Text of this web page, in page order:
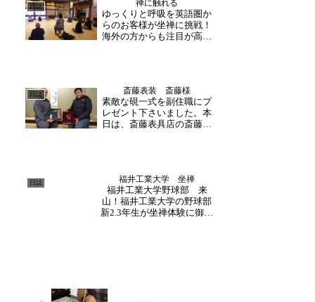
だきました！大安禅寺仕様
だそうです。ありがとうご
ざいます。当館が収蔵す...
日誌 禅に触れる
ゆっくりと呼吸を英語圏か
らのお客様が坐禅に挑戦！
海外の方からも注目が高い
なりました。「坐禅で大切
なのはゆっくりと呼吸をす
ること。心地よい呼吸を意
識し...
日誌 斎藤表装 斎藤様
素敵な硯一式を副住職にプ
レゼント下さいました。本
日は、斎藤表具店の斎藤様
齊藤様は、先代実道和尚様
の代より、お世話になって
いる表装屋さんです。こ
の...
日誌 福井工業大学 坐禅
福井工業大学野球部 来
山！福井工業大学の野球部
新2.3年生が坐禅体験に御参
のように活かされるかを...